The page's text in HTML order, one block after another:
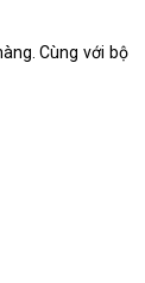
Cùng với bộ